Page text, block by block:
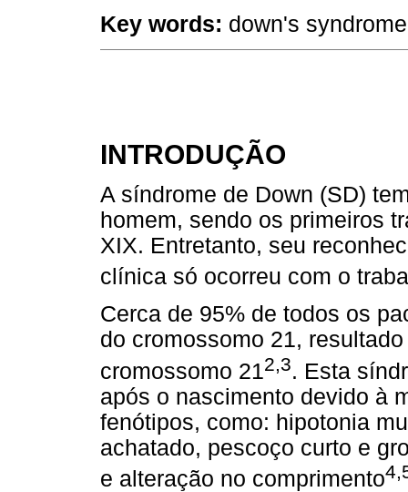
Key words: down's
INTRODUÇÃO
A síndrome de Down (SD)
homem, sendo os primeiros
XIX. Entretanto, seu
clínica só ocorreu com o
Cerca de 95% de todos os
do cromossomo 21,
cromossomo 212,3. Esta
após o nascimento devido à
fenótipos, como: hipotonia
achatado, pescoço curto e
e alteração no comprimento